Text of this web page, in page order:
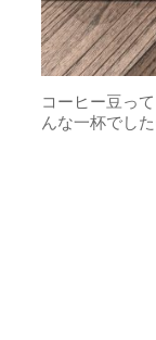
コーヒー豆っ
んな一杯でし